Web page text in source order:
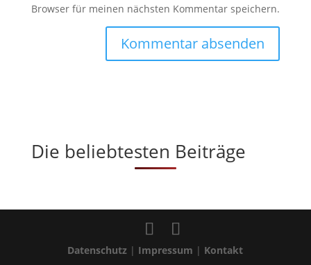
Browser für meinen nächsten Kommentar speichern.
Die beliebtesten Beiträge
Datenschutz | Impressum | Kontakt